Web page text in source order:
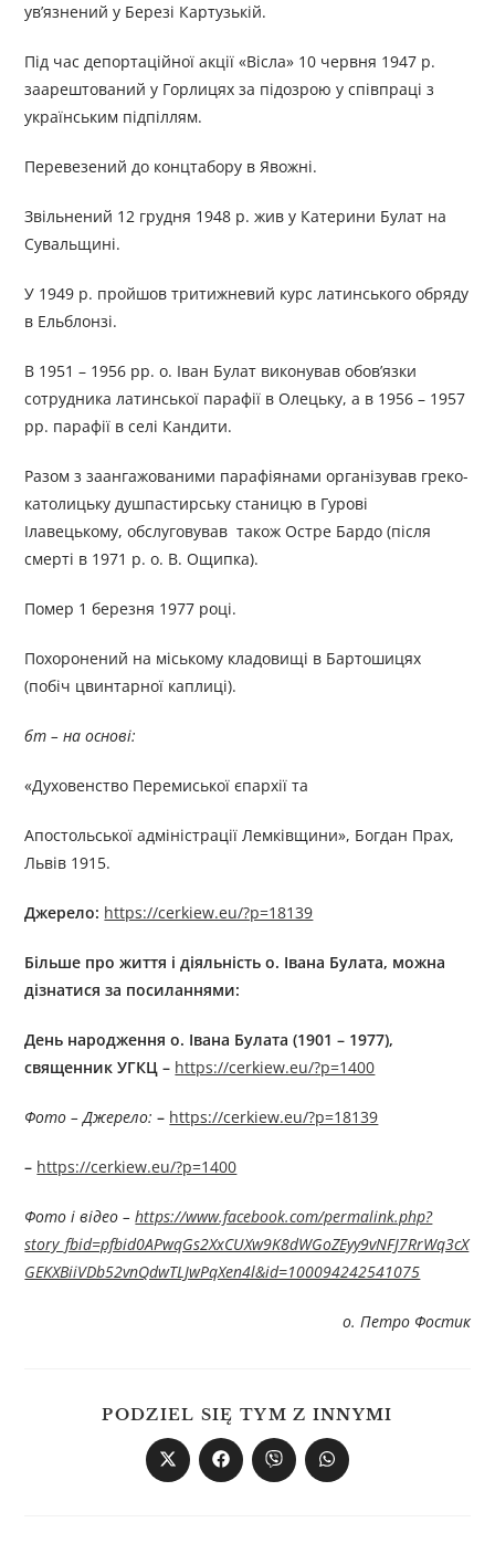
ув’язнений у Березі Картузькій.
Під час депортаційної акції «Вісла» 10 червня 1947 р.
заарештований у Горлицях за підозрою у співпраці з
українським підпіллям.
Перевезений до концтабору в Явожні.
Звільнений 12 грудня 1948 р. жив у Катерини Булат на
Сувальщині.
У 1949 р. пройшов тритижневий курс латинського обряду
в Ельблонзі.
В 1951 – 1956 рр. о. Іван Булат виконував обов’язки
сотрудника латинської парафії в Олецьку, а в 1956 – 1957
рр. парафії в селі Кандити.
Разом з заангажованими парафіянами організував греко-
католицьку душпастирську станицю в Гурові
Ілавецькому, обслуговував також Остре Бардо (після
смерті в 1971 р. о. В. Ощипка).
Помер 1 березня 1977 році.
Похоронений на міському кладовищі в Бартошицях
(побіч цвинтарної каплиці).
бт – на основі:
«Духовенство Перемиської єпархії та
Апостольської адміністрації Лемківщини», Богдан Прах,
Львів 1915.
Джерелo: https://cerkiew.eu/?p=18139
Більше про життя і діяльністьо. Івана Булата, можна
дізнатися за посиланнями:
День народження о. Івана Булата(1901 – 1977),
священник УГКЦ – https://cerkiew.eu/?p=1400
Фото –Джерелo: – https://cerkiew.eu/?p=18139
– https://cerkiew.eu/?p=1400
Фото і відео – https://www.facebook.com/permalink.php?
story_fbid=pfbid0APwqGs2XxCUXw9K8dWGoZEyy9vNFJ7RrWq3cX
GEKXBiiVDb52vnQdwTLJwPqXen4l&id=100094242541075
о. Петро Фостик
PODZIEL SIĘ TYM Z INNYMI